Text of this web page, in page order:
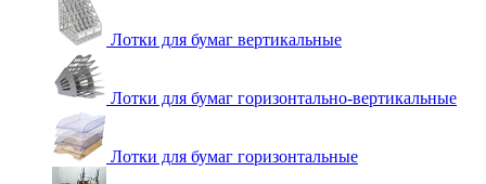
Лотки для бумаг вертикальные
Лотки для бумаг горизонтально-вертикальные
Лотки для бумаг горизонтальные